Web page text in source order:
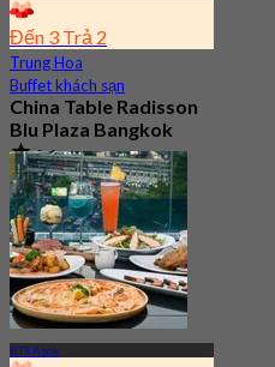
Đến 3 Trả 2
Trung Hoa
Buffet khách sạn
China Table Radisson
Blu Plaza Bangkok
4.6
4.5K Đã đặt chỗ
Từ฿ 392
BTS Asok